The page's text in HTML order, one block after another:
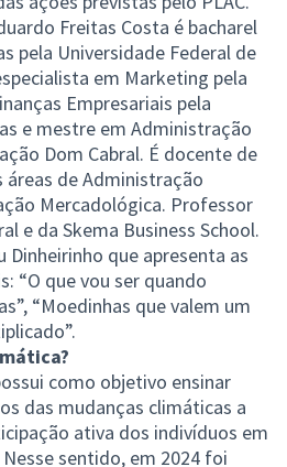
Freitas Costa é bacharel
pela Universidade Federal de
em Marketing pela
Empresariais pela
e mestre em Administração
Dom Cabral. É docente de
áreas de Administração
Mercadológica. Professor
e da Skema Business School.
Dinheirinho que apresenta as
“O que vou ser quando
“Moedinhas que valem um
como objetivo ensinar
das mudanças climáticas a
ativa dos indivíduos em
sentido, em 2024 foi